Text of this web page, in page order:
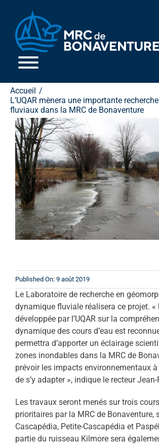
contenu
Accueil
L’UQAR mènera une importante
fluviaux dans la MRC de Bonaventure
Published On: 9 août 2019
Le Laboratoire de recherche en
dynamique fluviale réalisera ce projet. «
développée par l’UQAR sur la
dynamique des cours d’eau est
permettra d’apporter un éclairage
zones inondables dans la MRC de
prévoir les impacts environnementaux
de s’y adapter », indique le recteur
Les travaux seront menés sur trois
prioritaires par la MRC de Bonaventure,
Cascapédia, Petite-Cascapédia et
partie du ruisseau Kilmore sera